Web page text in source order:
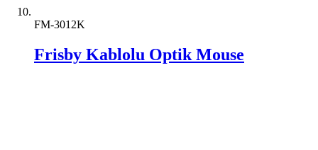
FM-3012K
Frisby Kablolu Optik Mouse